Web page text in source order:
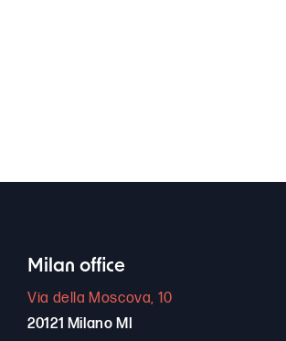
Milan office
Via della Moscova, 10
20121 Milano MI